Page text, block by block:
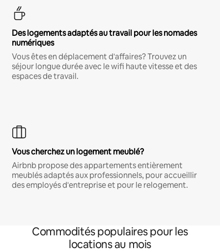
Des logements adaptés au travail pour les nomades
numériques
Vous êtes en déplacement d'affaires? Trouvez un
séjour longue durée avec le wifi haute vitesse et des
espaces de travail.
Vous cherchez un logement meublé?
Airbnb propose des appartements entièrement
meublés adaptés aux professionnels, pour accueillir
des employés d'entreprise et pour le relogement.
Commodités populaires pour les
locations au mois